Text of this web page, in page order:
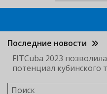
Последние новости
FITCuba 2023
потенциал кубинского
Поиск